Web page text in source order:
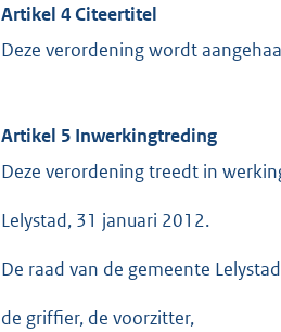
Artikel 4 Citeertitel
Deze verordening wordt
Artikel 5 Inwerkingtreding
Deze verordening treedt in
Lelystad, 31 januari 2012.
De raad van de gemeente
de griffier, de voorzitter,